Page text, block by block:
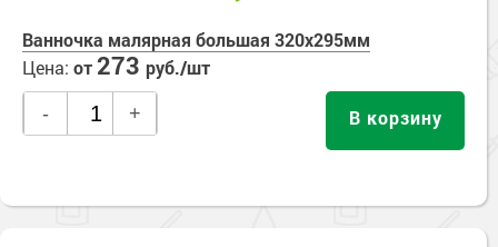
Ванночка малярная большая 320х295мм
Цена: от273 руб./шт
- + В корзину